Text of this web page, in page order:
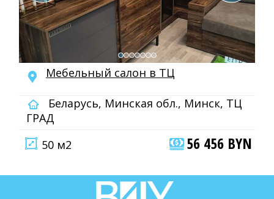
Мебельный салон в ТЦ
Беларусь, Минская обл., Минск, ТЦ
ГРАД
50 м2
56 456 BYN